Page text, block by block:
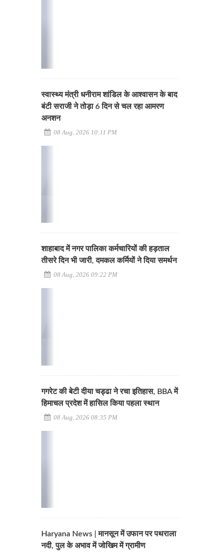
स्वास्थ्य मंत्री धनीराम शांडिल के आश्वासन के बाद
बंटी सराजी ने तोड़ा 6 दिन से चल रहा आमरण
अनशन
08 Aug, 2026 10:11 PM
शाहाबाद में नगर पालिका कर्मचारियों की हड़ताल
तीसरे दिन भी जारी, दमकल कर्मियों ने दिया समर्थन
08 Aug, 2026 09:22 PM
गगरेट की बेटी दीया चड्ढा ने रचा इतिहास, BBA में
हिमाचल प्रदेश में हासिल किया पहला स्थान
08 Aug, 2026 08:35 PM
Haryana News | मानसून में उफान पर पथराला
नदी, पुल के अभाव में जोखिम में ग्रामीण